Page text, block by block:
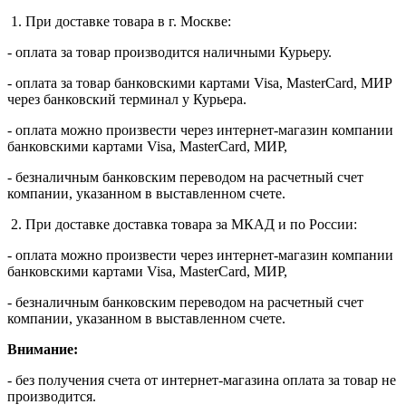
1. При доставке товара в г. Москве:
- оплата за товар производится наличными Курьеру.
- оплата за товар банковскими картами Visa, MasterСard, МИР
через банковский терминал у Курьера.
- оплата можно произвести через интернет-магазин компании
банковскими картами Visa, MasterСard, МИР,
- безналичным банковским переводом на расчетный счет
компании, указанном в выставленном счете.
2. При доставке доставка товара за МКАД и по России:
- оплата можно произвести через интернет-магазин компании
банковскими картами Visa, MasterСard, МИР,
- безналичным банковским переводом на расчетный счет
компании, указанном в выставленном счете.
Внимание:
- без получения счета от интернет-магазина оплата за товар не
производится.